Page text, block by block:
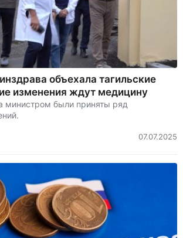
объехала тагильские
изменения ждут медицину
министром были приняты ряд
07.07.2025